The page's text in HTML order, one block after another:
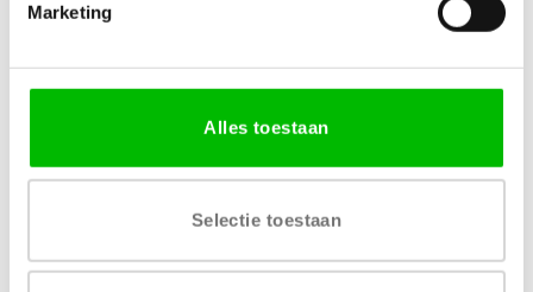
Marketing
Alles toestaan
Selectie toestaan
VERKRIJGBARE DIKTE LEVERTIJD